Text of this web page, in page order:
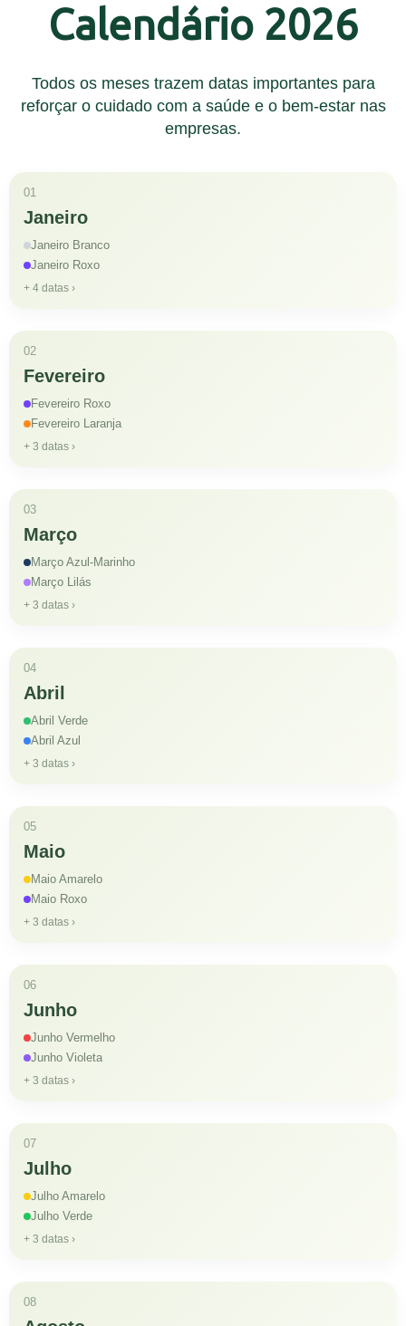
Calendário 2026
Todos os meses trazem datas importantes para
reforçar o cuidado com a saúde e o bem-estar nas
empresas.
01
Janeiro
Janeiro Branco
Janeiro Roxo
+ 4 datas ›
02
Fevereiro
Fevereiro Roxo
Fevereiro Laranja
+ 3 datas ›
03
Março
Março Azul-Marinho
Março Lilás
+ 3 datas ›
04
Abril
Abril Verde
Abril Azul
+ 3 datas ›
05
Maio
Maio Amarelo
Maio Roxo
+ 3 datas ›
06
Junho
Junho Vermelho
Junho Violeta
+ 3 datas ›
07
Julho
Julho Amarelo
Julho Verde
+ 3 datas ›
08